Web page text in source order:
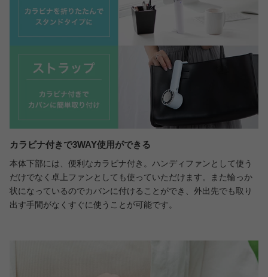
カラビナ付きで3WAY使用ができる
本体下部には、便利なカラビナ付き。ハンディファンとして使う
だけでなく卓上ファンとしても使っていただけます。また輪っか
状になっているのでカバンに付けることができ、外出先でも取り
出す手間がなくすぐに使うことが可能です。